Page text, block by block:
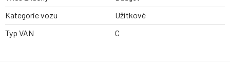
Kategorie vozu
Užitkové
Typ VAN
C